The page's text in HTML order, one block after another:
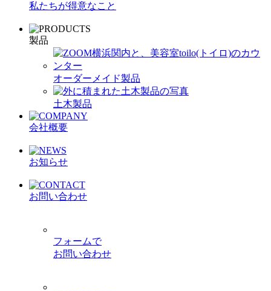
私たちが得意なこと
製品
オーダーメイド製品
土木製品
会社概要
お知らせ
お問い合わせ
フォームで
お問い合わせ